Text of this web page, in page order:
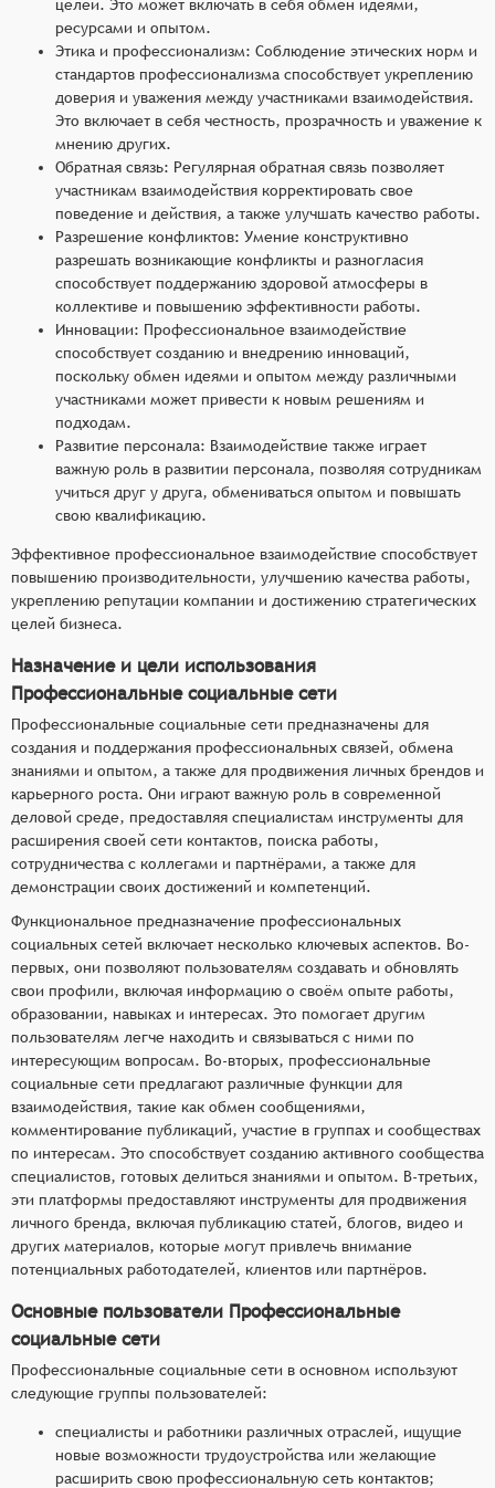
целей. Это может включать в себя обмен идеями,
ресурсами и опытом.
Этика и профессионализм: Соблюдение этических норм и
стандартов профессионализма способствует укреплению
доверия и уважения между участниками взаимодействия.
Это включает в себя честность, прозрачность и уважение к
мнению других.
Обратная связь: Регулярная обратная связь позволяет
участникам взаимодействия корректировать свое
поведение и действия, а также улучшать качество работы.
Разрешение конфликтов: Умение конструктивно
разрешать возникающие конфликты и разногласия
способствует поддержанию здоровой атмосферы в
коллективе и повышению эффективности работы.
Инновации: Профессиональное взаимодействие
способствует созданию и внедрению инноваций,
поскольку обмен идеями и опытом между различными
участниками может привести к новым решениям и
подходам.
Развитие персонала: Взаимодействие также играет
важную роль в развитии персонала, позволяя сотрудникам
учиться друг у друга, обмениваться опытом и повышать
свою квалификацию.
Эффективное профессиональное взаимодействие способствует
повышению производительности, улучшению качества работы,
укреплению репутации компании и достижению стратегических
целей бизнеса.
Назначение и цели использования
Профессиональные социальные сети
Профессиональные социальные сети предназначены для
создания и поддержания профессиональных связей, обмена
знаниями и опытом, а также для продвижения личных брендов и
карьерного роста. Они играют важную роль в современной
деловой среде, предоставляя специалистам инструменты для
расширения своей сети контактов, поиска работы,
сотрудничества с коллегами и партнёрами, а также для
демонстрации своих достижений и компетенций.
Функциональное предназначение профессиональных
социальных сетей включает несколько ключевых аспектов. Во-
первых, они позволяют пользователям создавать и обновлять
свои профили, включая информацию о своём опыте работы,
образовании, навыках и интересах. Это помогает другим
пользователям легче находить и связываться с ними по
интересующим вопросам. Во-вторых, профессиональные
социальные сети предлагают различные функции для
взаимодействия, такие как обмен сообщениями,
комментирование публикаций, участие в группах и сообществах
по интересам. Это способствует созданию активного сообщества
специалистов, готовых делиться знаниями и опытом. В-третьих,
эти платформы предоставляют инструменты для продвижения
личного бренда, включая публикацию статей, блогов, видео и
других материалов, которые могут привлечь внимание
потенциальных работодателей, клиентов или партнёров.
Основные пользователи Профессиональные
социальные сети
Профессиональные социальные сети в основном используют
следующие группы пользователей:
специалисты и работники различных отраслей, ищущие
новые возможности трудоустройства или желающие
расширить свою профессиональную сеть контактов;